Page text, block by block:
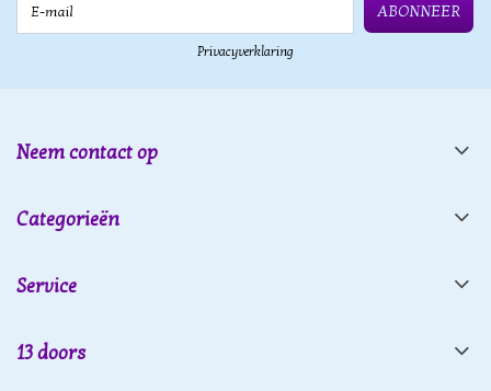
ABONNEER
Privacyverklaring
Neem contact op
Categorieën
Service
13 doors